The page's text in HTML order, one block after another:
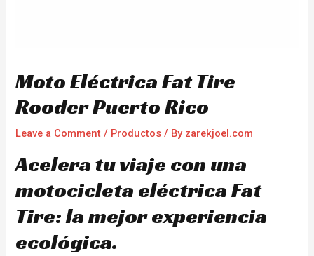
Moto Eléctrica Fat Tire
Rooder Puerto Rico
Leave a Comment / Productos / By zarekjoel.com
Acelera tu viaje con una
motocicleta eléctrica Fat
Tire: la mejor experiencia
ecológica.